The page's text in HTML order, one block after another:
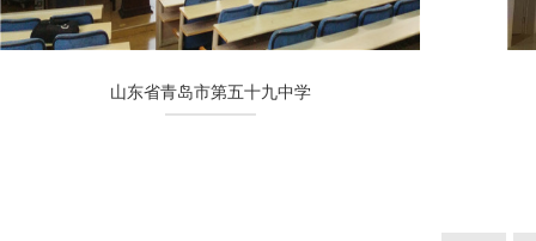
山东省青岛市第五十九中学